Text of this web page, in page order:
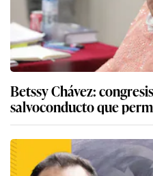
Betssy Chávez:
salvoconducto que